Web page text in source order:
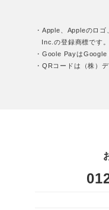
・Apple、Appleのロ
Inc.の登録商標です。
・Goole PayはGoogle
・QRコードは（株）